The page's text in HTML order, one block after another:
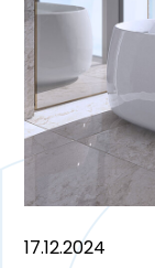
17.12.2024